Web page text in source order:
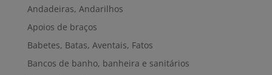
Andadeiras, Andarilhos
Apoios de braços
Babetes, Batas, Aventais, Fatos
Bancos de banho, banheira e sanitários